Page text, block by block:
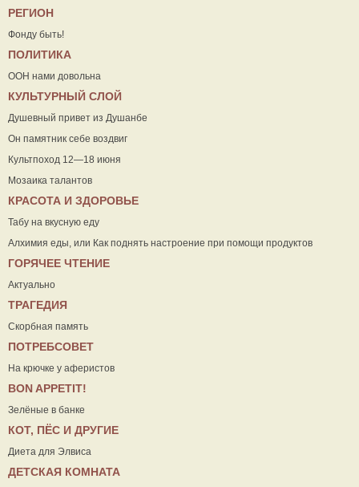
РЕГИОН
Фонду быть!
ПОЛИТИКА
ООН нами довольна
КУЛЬТУРНЫЙ СЛОЙ
Душевный привет из Душанбе
Он памятник себе воздвиг
Культпоход 12—18 июня
Мозаика талантов
КРАСОТА И ЗДОРОВЬЕ
Табу на вкусную еду
Алхимия еды, или Как поднять настроение при помощи продуктов
ГОРЯЧЕЕ ЧТЕНИЕ
Актуально
ТРАГЕДИЯ
Скорбная память
ПОТРЕБСОВЕТ
На крючке у аферистов
ВON APPETIT!
Зелёные в банке
КОТ, ПЁС И ДРУГИЕ
Диета для Элвиса
ДЕТСКАЯ КОМНАТА